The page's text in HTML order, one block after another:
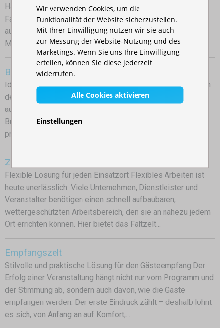
Handhabung gefragt sind, bieten hexagonale Aluminium-
Faltzelte eine hervorragende Lösung. Diese schnell
aufbaubaren Premiumzelte eignen sich ideal für Events,
Messen,...
Burger – und BBQ-Zelt
Ideale Wahl für Festivals, Märkte und Street-Food-Events In
der Welt der Outdoor-Veranstaltungen erfreuen sich schnell
aufbaubare Faltzelte zunehmender Beliebtheit. Wer als
Burger – oder BBQ-Anbieter auf der Suche nach einem
praktischen und zuverlässigen Gastronomie-Zelt ist,...
Zelt als mobiles Büro
Flexible Lösung für jeden Einsatzort Flexibles Arbeiten ist
heute unerlässlich. Viele Unternehmen, Dienstleister und
Veranstalter benötigen einen schnell aufbaubaren,
wettergeschützten Arbeitsbereich, den sie an nahezu jedem
Ort errichten können. Hier bietet das Faltzelt...
Empfangszelt
Stilvolle und praktische Lösung für den Gästeempfang Der
Erfolg einer Veranstaltung hängt nicht nur vom Programm und
der Stimmung ab, sondern auch davon, wie die Gäste
empfangen werden. Der erste Eindruck zählt – deshalb lohnt
es sich, von Anfang an auf Komfort,...
Wir verwenden Cookies, um die
Funktionalität der Website sicherzustellen.
Mit Ihrer Einwilligung nutzen wir sie auch
zur Messung der Website-Nutzung und des
Marketings. Wenn Sie uns Ihre Einwilligung
erteilen, können Sie diese jederzeit
widerrufen.
Alle Cookies aktivieren
Einstellungen